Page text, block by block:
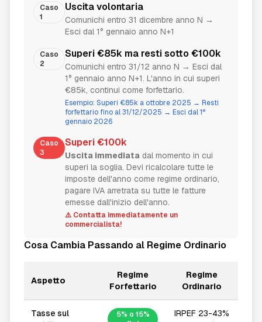
Caso
1
Uscita volontaria
Comunichi entro 31 dicembre anno N →
Esci dal 1° gennaio anno N+1
Caso
2
Superi €85k ma resti sotto €100k
Comunichi entro 31/12 anno N → Esci dal
1° gennaio anno N+1. L'anno in cui superi
€85k, continui come forfettario.
Esempio: Superi €85k a ottobre 2025 → Resti
forfettario fino al 31/12/2025 → Esci dal 1°
gennaio 2026
Caso
3
Superi €100k
Uscita immediata dal momento in cui
superi la soglia. Devi ricalcolare tutte le
imposte dell'anno come regime ordinario,
pagare IVA arretrata su tutte le fatture
emesse dall'inizio dell'anno.
⚠️ Contatta immediatamente un
commercialista!
Cosa Cambia Passando al Regime Ordinario
Aspetto
Regime
Forfettario
Regime
Ordinario
Tasse sul
5% o 15%
IRPEF 23-43%